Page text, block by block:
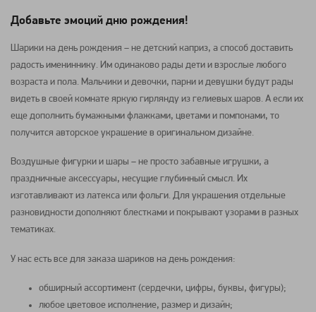
Добавьте эмоций дню рождения!
Шарики на день рождения – не детский каприз, а способ доставить
радость имениннику. Им одинаково рады дети и взрослые любого
возраста и пола. Мальчики и девочки, парни и девушки будут рады
видеть в своей комнате яркую гирлянду из гелиевых шаров. А если их
еще дополнить бумажными флажками, цветами и помпонами, то
получится авторское украшение в оригинальном дизайне.
Воздушные фигурки и шары – не просто забавные игрушки, а
праздничные аксессуары, несущие глубинный смысл. Их
изготавливают из латекса или фольги. Для украшения отдельные
разновидности дополняют блестками и покрывают узорами в разных
тематиках.
У нас есть все для заказа шариков на день рождения:
обширный ассортимент (сердечки, цифры, буквы, фигуры);
любое цветовое исполнение, размер и дизайн;